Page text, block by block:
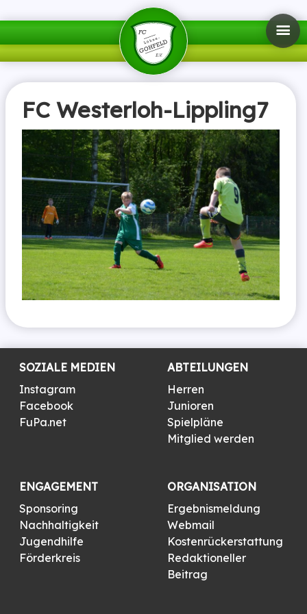
FC Westerloh-Lippling7
SOZIALE MEDIEN
Instagram
Facebook
FuPa.net
ABTEILUNGEN
Herren
Junioren
Spielpläne
Mitglied werden
ENGAGEMENT
Sponsoring
Nachhaltigkeit
Jugendhilfe
Förderkreis
ORGANISATION
Ergebnismeldung
Webmail
Kostenrückerstattung
Redaktioneller
Beitrag